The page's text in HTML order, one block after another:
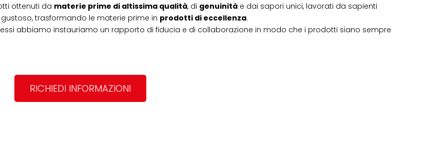
ottenuti da materie prime di altissima qualità, di genuinità e dai sapori unici, lavorati da sapienti
trasformando le materie prime in prodotti di eccellenza.
abbiamo instauriamo un rapporto di fiducia e di collaborazione in modo che i prodotti siano sempre
RICHIEDI INFORMAZIONI